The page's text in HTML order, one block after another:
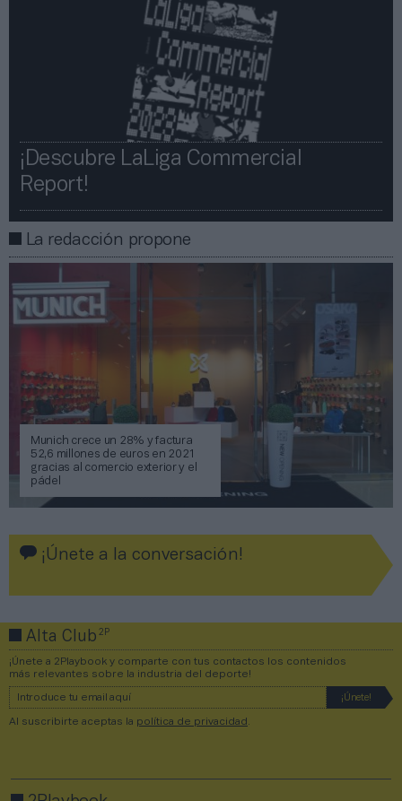
¡Descubre LaLiga Commercial
Report!​​
La redacción propone
Munich crece un 28% y factura
52,6 millones de euros en 2021
gracias al comercio exterior y el
pádel
¡Únete a la conversación!
Alta Club2P
¡Únete a 2Playbook y comparte con tus contactos los contenidos
más relevantes sobre la industria del deporte!
Al suscribirte aceptas la política de privacidad